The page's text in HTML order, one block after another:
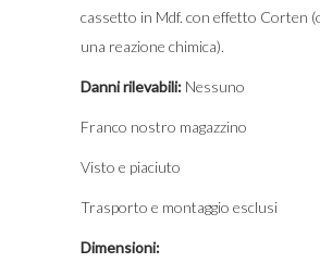
cassetto in Mdf. con effetto Corten
una reazione chimica).
Danni rilevabili: Nessuno
Franco nostro magazzino
Visto e piaciuto
Trasporto e montaggio esclusi
Dimensioni: